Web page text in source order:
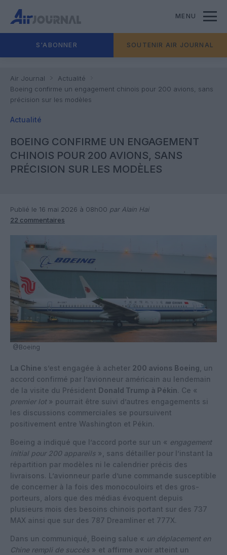
MENU
S'ABONNER SOUTENIR AIR JOURNAL
Air Journal
Actualité
Boeing confirme un engagement chinois pour 200 avions, sans
précision sur les modèles
Actualité
BOEING CONFIRME UN ENGAGEMENT
CHINOIS POUR 200 AVIONS, SANS
PRÉCISION SUR LES MODÈLES
Publié le 16 mai 2026 à 08h00 par Alain Hai
22 commentaires
@Boeing
La Chine s’est engagée à acheter 200 avions Boeing , un
accord confirmé par l’avionneur américain au lendemain
de la visite du Président Donald Trump à Pékin. Ce «
premier lot » pourrait être suivi d’autres engagements si
les discussions commerciales se poursuivent
positivement entre Washington et Pékin.
Boeing a indiqué que l’accord porte sur un « engagement
initial pour 200 appareils », sans détailler pour l’instant la
répartition par modèles ni le calendrier précis des
livraisons. L’avionneur parle d’une commande susceptible
de concerner à la fois des monocouloirs et des gros-
porteurs, alors que des médias évoquent depuis
plusieurs mois des besoins chinois portant sur des 737
MAX ainsi que sur des 787 Dreamliner et 777X.
Dans un communiqué, Boeing salue « un déplacement en
Chine rempli de succès » et affirme avoir atteint un